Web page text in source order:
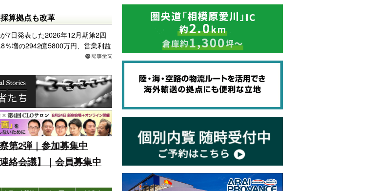
算拠点も改革
7日発表した2026年12月期第2四
％増の2942億5800万円、営業利益
第2弾｜参加募集中
絡会議】｜会員募集中